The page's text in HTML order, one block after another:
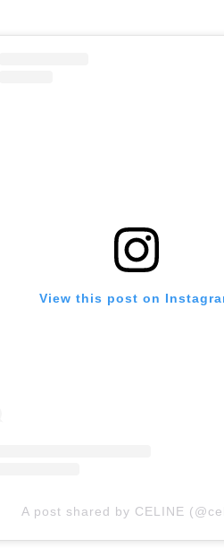
View this post on
A post shared by CELINE